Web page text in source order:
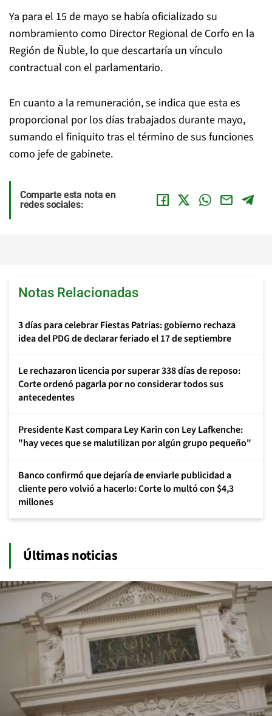
Ya para el 15 de mayo se había oficializado su
nombramiento como Director Regional de Corfo en la
Región de Ñuble, lo que descartaría un vínculo
contractual con el parlamentario.
En cuanto a la remuneración, se indica que esta es
proporcional por los días trabajados durante mayo,
sumando el finiquito tras el término de sus funciones
como jefe de gabinete.
Comparte esta nota en
redes sociales:
Notas Relacionadas
3 días para celebrar Fiestas Patrias: gobierno rechaza
idea del PDG de declarar feriado el 17 de septiembre
Le rechazaron licencia por superar 338 días de reposo:
Corte ordenó pagarla por no considerar todos sus
antecedentes
Presidente Kast compara Ley Karin con Ley Lafkenche:
"hay veces que se malutilizan por algún grupo pequeño"
Banco confirmó que dejaría de enviarle publicidad a
cliente pero volvió a hacerlo: Corte lo multó con $4,3
millones
Últimas noticias